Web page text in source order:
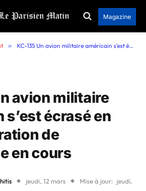
Magazine
» KC-135 Un avion militaire américain s’est écrasé en Irak : opération de sauvetage en cours
avion militaire
écrasé en
de
en cours
jeudi, 12 mars Mise à jour: jeudi,